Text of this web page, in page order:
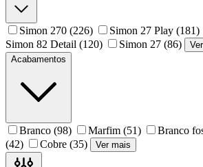
Simon 270 (226) Simon 27 Play (181)
Simon 82 Detail (120) Simon 27 (86)
Acabamentos
Branco (98) Marfim (51) Branco
(42)
Cobre (35) Ver mais